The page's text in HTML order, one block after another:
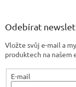
Odebírat
Vložte svůj e-mail a
produktech na našem
E-mail